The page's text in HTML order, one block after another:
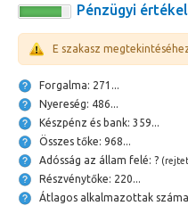
Pénzügyi
E szakasz
Forgalma: 271...
Nyereség: 486...
Készpénz és bank: 359...
Összes tőke: 968...
Adósság az állam felé: ?
Részvénytőke: 220...